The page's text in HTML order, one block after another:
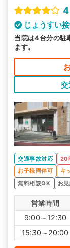
4
じょうすい
当院は4台分の駐
ます。
交通事故対応 20
お子様同伴可
キ
無料相談OK
お
営業時間
9:00～12:30
15:30～20:00